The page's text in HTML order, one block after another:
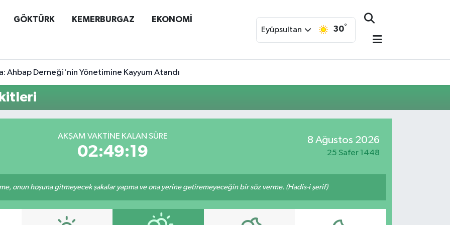
GÖKTÜRK KEMERBURGAZ EKONOMİ
Eyüpsultan 30°
Ahbap Derneği'nin Yönetimine Kayyum Atandı
AKŞAM VAKTINE KALAN SÜRE
02:49:19
8 Ağustos 2026
25 Safer 1448
onun hoşuna gitmeyecek şakalar yapma ve ona yerine getiremeyeceğin bir söz verme. (Hadis-i şerif)